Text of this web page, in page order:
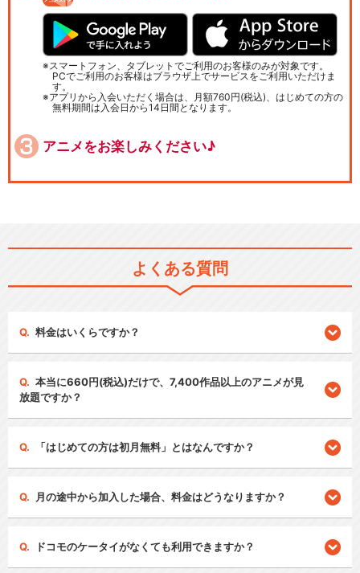
スマートフォン、タブレットでご利用のお客様のみが対象です。
PCでご利用のお客様はブラウザ上でサービスをご利用いただけま
す。
アプリから入会いただく場合は、月額760円(税込)、はじめての方の
無料期間は入会日から14日間となります。
アニメをお楽しみください♪
よくある質問
料金はいくらですか？
本当に660円(税込)だけで、7,400作品以上のアニメが見
放題ですか？
「はじめての方は初月無料」とはなんですか？
月の途中から加入した場合、料金はどうなりますか？
ドコモのケータイがなくても利用できますか？